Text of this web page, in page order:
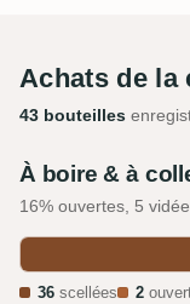
Achats de la
43 bouteilles
À boire & à
16% ouvertes, 5
36 scellées 2